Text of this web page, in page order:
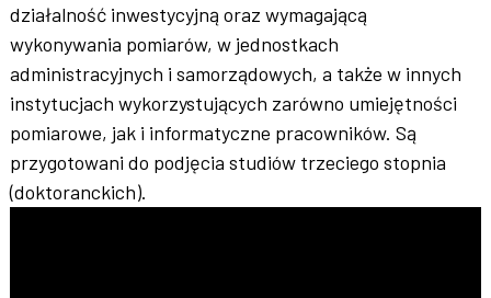
działalność inwestycyjną oraz wymagającą
wykonywania pomiarów, w jednostkach
administracyjnych i samorządowych, a także w innych
instytucjach wykorzystujących zarówno umiejętności
pomiarowe, jak i informatyczne pracowników. Są
przygotowani do podjęcia studiów trzeciego stopnia
(doktoranckich).